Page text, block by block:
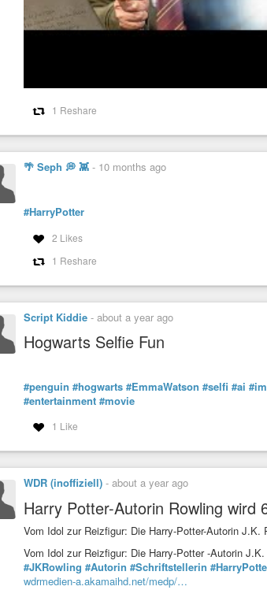
1 Reshare
🌴 Seph 💭 👾 - 10 months ago
#HarryPotter
2 Likes
1 Reshare
Script Kiddie - about a year ago
Hogwarts Selfie Fun
#penguin #hogwarts #EmmaWatson #selfi #ai
#entertainment #movie
1 Like
WDR (inoffiziell) - about a year ago
Harry Potter-Autorin Rowling
Vom Idol zur Reizfigur: Die Harry-Potter-Autorin
Vom Idol zur Reizfigur: Die Harry-Potter -Autorin
#JKRowling #Autorin #Schriftstellerin
wdrmedien-a.akamaihd.net/medp/…